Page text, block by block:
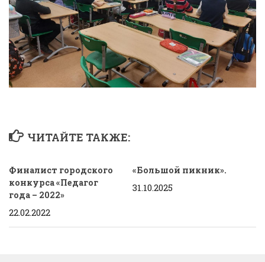
ЧИТАЙТЕ ТАКЖЕ:
Финалист городского
конкурса «Педагог
года – 2022»
22.02.2022
«Большой пикник».
31.10.2025